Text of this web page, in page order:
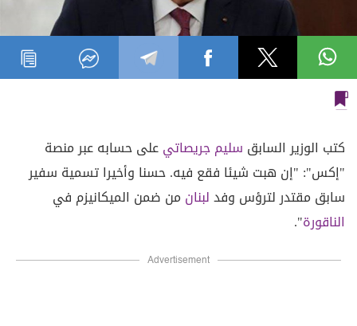
كتب الوزير السابق سليم جريصاتيعلى حسابه عبر منصة
"إكس": "إن هبت شيئا فقع فيه. حسنا وأخيرا تسمية سفير
سابق مقتدر لترؤس وفدلبنان من ضمن الميكانيزم في
الناقورة".
Advertisement